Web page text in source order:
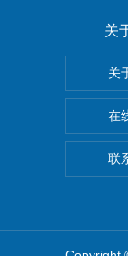
关
关
在
联